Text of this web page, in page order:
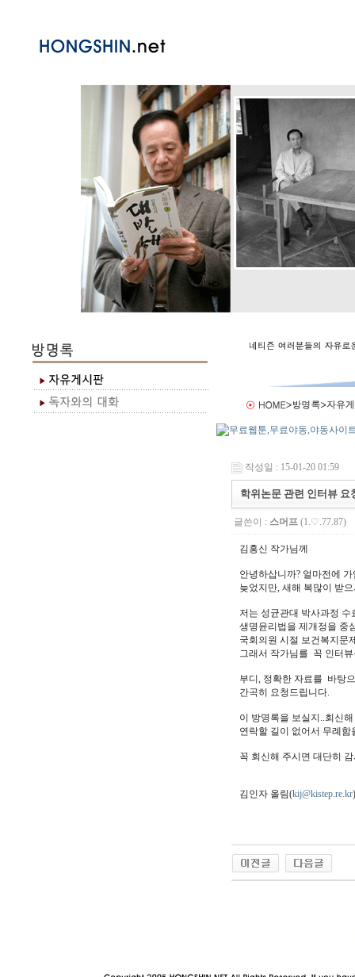
작성일 : 15-01-20 01:59
학위논문 관련 인터뷰 요
글쓴이 : 스머프 (1.♡.77.87)
김홍신 작가님께
안녕하삽니까? 얼마전에
늦었지만, 새해 복많이 받
저는 성균관대 박사과정
생명윤리법을 제개정을 중
국회의원 시절 보건복지문
그래서 작가님를 꼭 인터
부디, 정확한 자료를 바탕
간곡히 요청드립니다.
이 방명록을 보실지..회신
연락할 길이 없어서 무례
꼭 회신해 주시면 대단히
김인자 올림(kij@kistep.re.kr)